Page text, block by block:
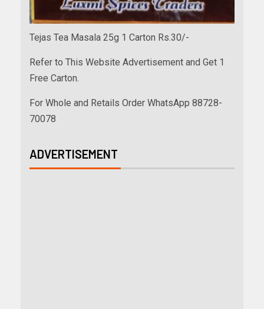
Tejas Tea Masala 25g 1 Carton Rs.30/-
Refer to This Website Advertisement and Get 1
Free Carton.
For Whole and Retails Order WhatsApp 88728-
70078
ADVERTISEMENT